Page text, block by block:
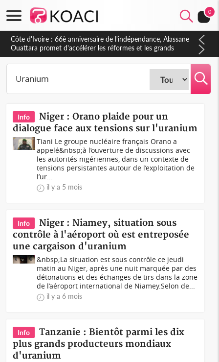
0
Côte d'Ivoire : À Abidjan, Amadou Oury Bah admire le modèle
ivoirien et veut s'en inspirer pour accélérer le développement
de la Guinée
Info
Niger : Orano plaide pour un
dialogue face aux tensions sur l'uranium
Tiani Le groupe nucléaire français Orano a
appelé&nbsp;à l’ouverture de discussions avec
les autorités nigériennes, dans un contexte de
tensions persistantes autour de l’exploitation de
l’ur...
il y a 5 mois
Info
Niger : Niamey, situation sous
contrôle à l'aéroport ‎où est entreposée
une cargaison d'uranium
&nbsp;La situation est sous contrôle ce jeudi
matin au Niger, après une nuit marquée par des
détonations et des échanges de tirs dans la zone
de l’aéroport international de Niamey.‎‎Selon de...
il y a 6 mois
Info
Tanzanie : Bientôt parmi les dix
plus grands producteurs mondiaux
d'uranium